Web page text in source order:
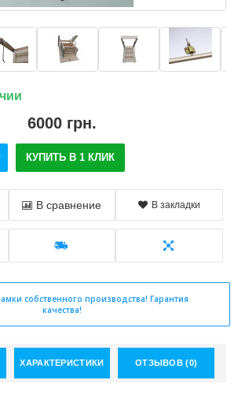
6000 грн.
КУПИТЬ В 1 КЛИК
В сравнение В закладки
собственного производства! Гарантия
качества!
ХАРАКТЕРИСТИКИ ОТЗЫВОВ (0)